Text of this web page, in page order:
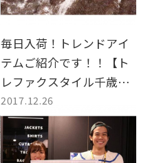
毎日入荷！トレンドアイ
テムご紹介です！！【ト
レファクスタイル千歳船
橋】
2017.12.26